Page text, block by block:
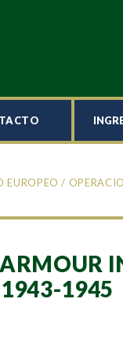
EUROPEO /
1945